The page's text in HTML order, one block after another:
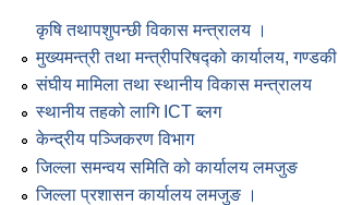
कृषि तथापशुपन्छी विकास मन्त्रालय ।
मुख्यमन्त्री तथा मन्त्रीपरिषद्को कार्यालय,
संघीय मामिला तथा स्थानीय विकास मन्त्रालय
स्थानीय तहको लागि ICT ब्लग
केन्द्रीय पञ्जिकरण विभाग
जिल्ला समन्वय समिति को कार्यालय लमजुङ
जिल्ला प्रशासन कार्यालय लमजुङ ।